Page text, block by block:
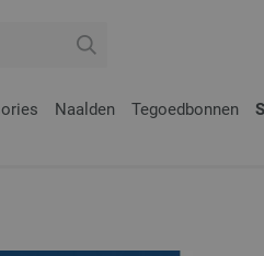
Naalden Tegoedbonnen